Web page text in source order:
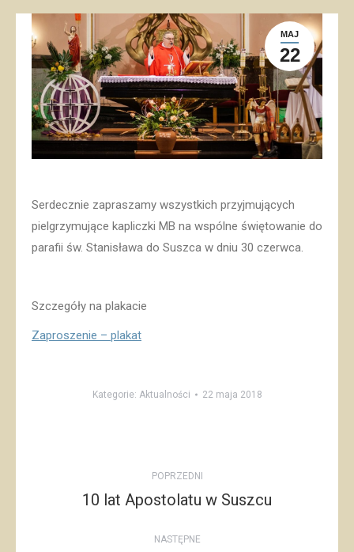
MAJ
22
Serdecznie zapraszamy wszystkich przyjmujących
pielgrzymujące kapliczki MB na wspólne świętowanie do
parafii św. Stanisława do Suszca w dniu 30 czerwca.
Szczegóły na plakacie
Zaproszenie – plakat
Kategorie: Aktualności 22 maja 2018
navigation
POPRZEDNI
Poprzedni
10 lat Apostolatu w Suszcu
NASTĘPNE